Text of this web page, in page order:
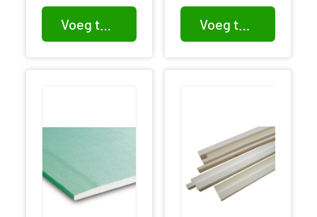
Voeg toe aan winkelwagen Voeg toe aan winkelwagen